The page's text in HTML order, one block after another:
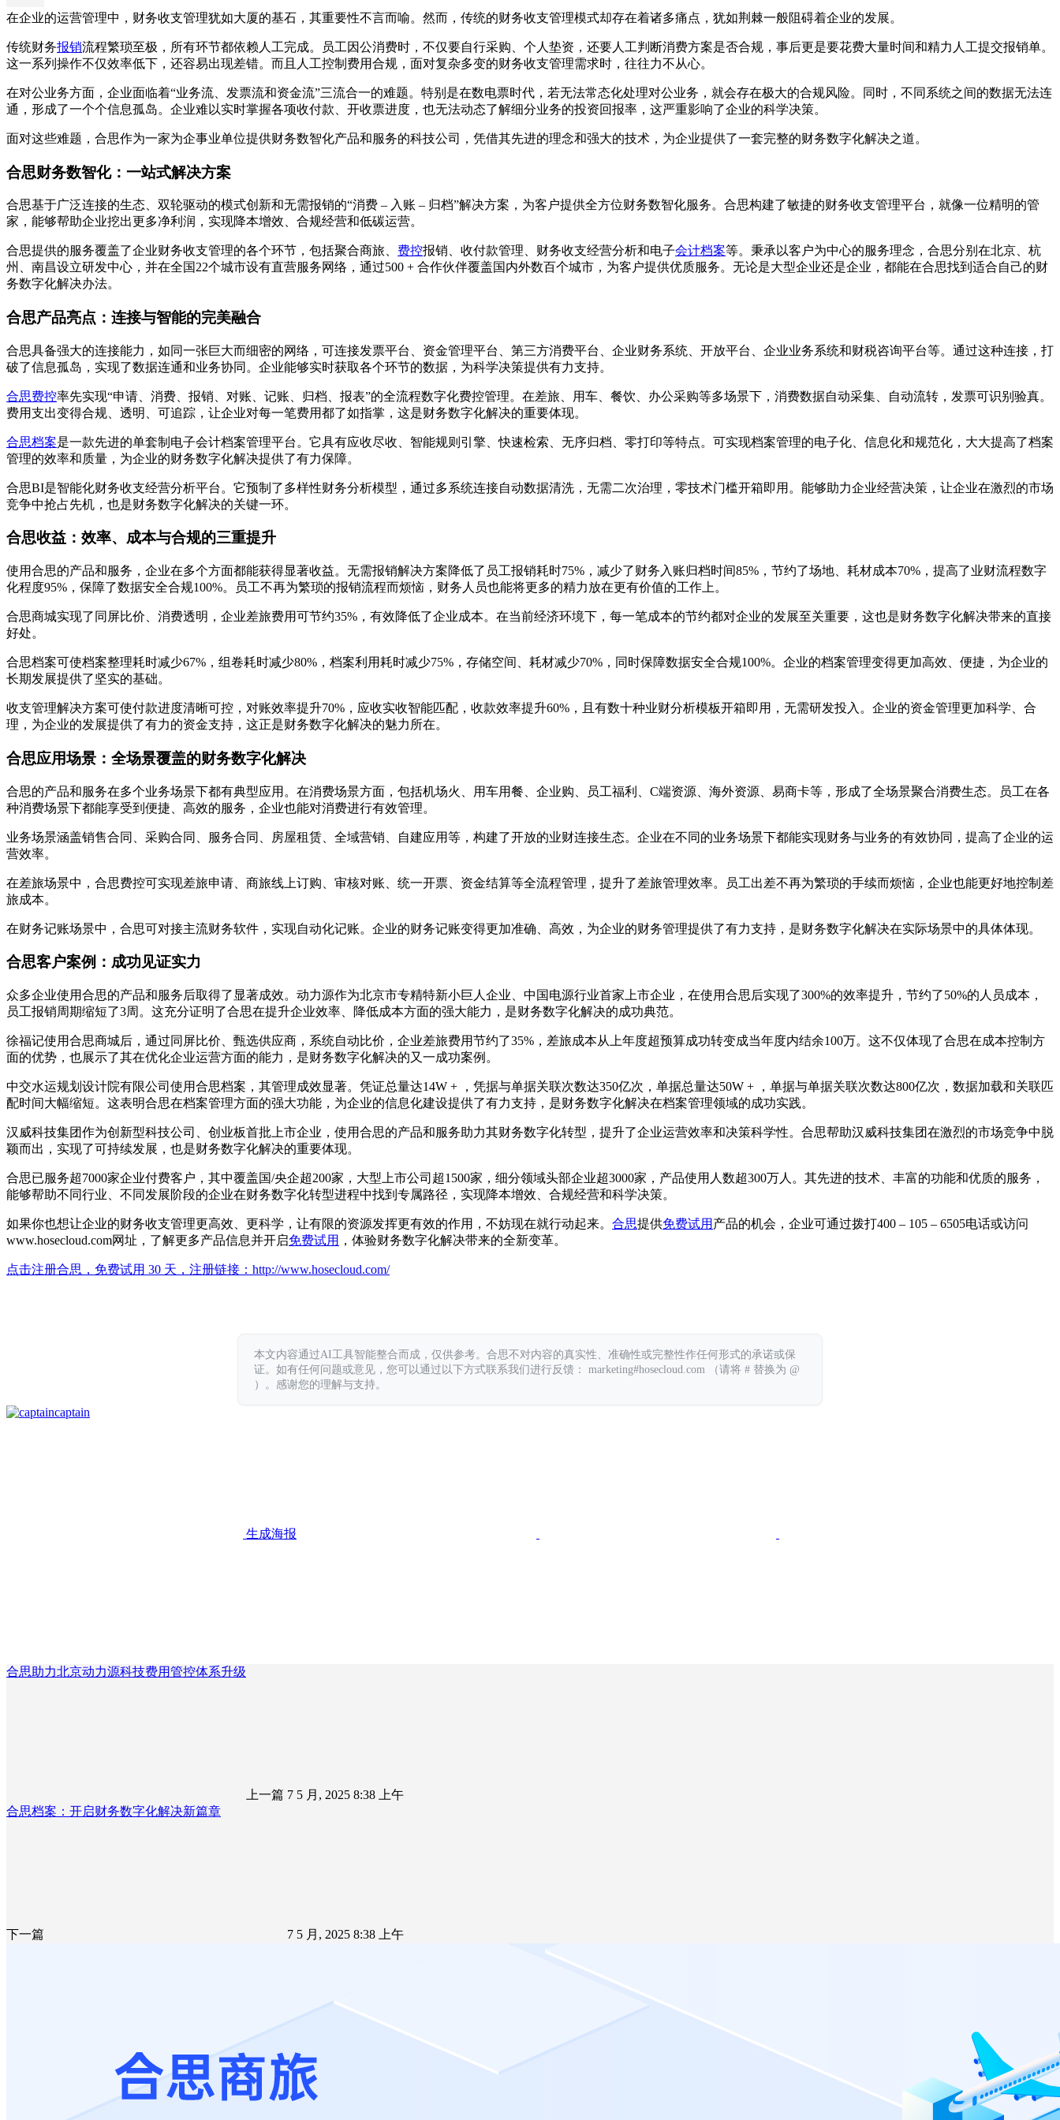
在企业的运营管理中，财务收支管理犹如大厦的基石，其重要性不言而喻。然而，传统的财务收支管理模式却存在着诸多痛点，犹如荆棘一般阻碍着企业的发展。
传统财务报销流程繁琐至极，所有环节都依赖人工完成。员工因公消费时，不仅要自行采购、个人垫资，还要人工判断消费方案是否合规，事后更是要花费大量时间和精力人工提交报销单。
这一系列操作不仅效率低下，还容易出现差错。而且人工控制费用合规，面对复杂多变的财务收支管理需求时，往往力不从心。
在对公业务方面，企业面临着“业务流、发票流和资金流”三流合一的难题。特别是在数电票时代，若无法常态化处理对公业务，就会存在极大的合规风险。同时，不同系统之间的数据无法连
通，形成了一个个信息孤岛。企业难以实时掌握各项收付款、开收票进度，也无法动态了解细分业务的投资回报率，这严重影响了企业的科学决策。
面对这些难题，合思作为一家为企事业单位提供财务数智化产品和服务的科技公司，凭借其先进的理念和强大的技术，为企业提供了一套完整的财务数字化解决之道。
合思财务数智化：一站式解决方案
合思基于广泛连接的生态、双轮驱动的模式创新和无需报销的“消费 – 入账 – 归档”解决方案，为客户提供全方位财务数智化服务。合思构建了敏捷的财务收支管理平台，就像一位精明的管
家，能够帮助企业挖出更多净利润，实现降本增效、合规经营和低碳运营。
合思提供的服务覆盖了企业财务收支管理的各个环节，包括聚合商旅、 费控报销、收付款管理、财务收支经营分析和电子会计档案等。秉承以客户为中心的服务理念，合思分别在北京、杭
州、南昌设立研发中心，并在全国22个城市设有直营服务网络，通过500 + 合作伙伴覆盖国内外数百个城市，为客户提供优质服务。无论是大型企业还是企业，都能在合思找到适合自己的财
务数字化解决办法。
合思产品亮点：连接与智能的完美融合
合思具备强大的连接能力，如同一张巨大而细密的网络，可连接发票平台、资金管理平台、第三方消费平台、企业财务系统、开放平台、企业业务系统和财税咨询平台等。通过这种连接，打
破了信息孤岛，实现了数据连通和业务协同。企业能够实时获取各个环节的数据，为科学决策提供有力支持。
合思费控率先实现“申请、消费、报销、对账、记账、归档、报表”的全流程数字化费控管理。在差旅、用车、餐饮、办公采购等多场景下，消费数据自动采集、自动流转，发票可识别验真。
费用支出变得合规、透明、可追踪，让企业对每一笔费用都了如指掌，这是财务数字化解决的重要体现。
合思档案是一款先进的单套制电子会计档案管理平台。它具有应收尽收、智能规则引擎、快速检索、无序归档、零打印等特点。可实现档案管理的电子化、信息化和规范化，大大提高了档案
管理的效率和质量，为企业的财务数字化解决提供了有力保障。
合思BI是智能化财务收支经营分析平台。它预制了多样性财务分析模型，通过多系统连接自动数据清洗，无需二次治理，零技术门槛开箱即用。能够助力企业经营决策，让企业在激烈的市场
竞争中抢占先机，也是财务数字化解决的关键一环。
合思收益：效率、成本与合规的三重提升
使用合思的产品和服务，企业在多个方面都能获得显著收益。无需报销解决方案降低了员工报销耗时75%，减少了财务入账归档时间85%，节约了场地、耗材成本70%，提高了业财流程数字
化程度95%，保障了数据安全合规100%。员工不再为繁琐的报销流程而烦恼，财务人员也能将更多的精力放在更有价值的工作上。
合思商城实现了同屏比价、消费透明，企业差旅费用可节约35%，有效降低了企业成本。在当前经济环境下，每一笔成本的节约都对企业的发展至关重要，这也是财务数字化解决带来的直接
好处。
合思档案可使档案整理耗时减少67%，组卷耗时减少80%，档案利用耗时减少75%，存储空间、耗材减少70%，同时保障数据安全合规100%。企业的档案管理变得更加高效、便捷，为企业的
长期发展提供了坚实的基础。
收支管理解决方案可使付款进度清晰可控，对账效率提升70%，应收实收智能匹配，收款效率提升60%，且有数十种业财分析模板开箱即用，无需研发投入。企业的资金管理更加科学、合
理，为企业的发展提供了有力的资金支持，这正是财务数字化解决的魅力所在。
合思应用场景：全场景覆盖的财务数字化解决
合思的产品和服务在多个业务场景下都有典型应用。在消费场景方面，包括机场火、用车用餐、企业购、员工福利、C端资源、海外资源、易商卡等，形成了全场景聚合消费生态。员工在各
种消费场景下都能享受到便捷、高效的服务，企业也能对消费进行有效管理。
业务场景涵盖销售合同、采购合同、服务合同、房屋租赁、全域营销、自建应用等，构建了开放的业财连接生态。企业在不同的业务场景下都能实现财务与业务的有效协同，提高了企业的运
营效率。
在差旅场景中，合思费控可实现差旅申请、商旅线上订购、审核对账、统一开票、资金结算等全流程管理，提升了差旅管理效率。员工出差不再为繁琐的手续而烦恼，企业也能更好地控制差
旅成本。
在财务记账场景中，合思可对接主流财务软件，实现自动化记账。企业的财务记账变得更加准确、高效，为企业的财务管理提供了有力支持，是财务数字化解决在实际场景中的具体体现。
合思客户案例：成功见证实力
众多企业使用合思的产品和服务后取得了显著成效。动力源作为北京市专精特新小巨人企业、中国电源行业首家上市企业，在使用合思后实现了300%的效率提升，节约了50%的人员成本，
员工报销周期缩短了3周。这充分证明了合思在提升企业效率、降低成本方面的强大能力，是财务数字化解决的成功典范。
徐福记使用合思商城后，通过同屏比价、甄选供应商，系统自动比价，企业差旅费用节约了35%，差旅成本从上年度超预算成功转变成当年度内结余100万。这不仅体现了合思在成本控制方
面的优势，也展示了其在优化企业运营方面的能力，是财务数字化解决的又一成功案例。
中交水运规划设计院有限公司使用合思档案，其管理成效显著。凭证总量达14W + ，凭据与单据关联次数达350亿次，单据总量达50W + ，单据与单据关联次数达800亿次，数据加载和关联匹
配时间大幅缩短。这表明合思在档案管理方面的强大功能，为企业的信息化建设提供了有力支持，是财务数字化解决在档案管理领域的成功实践。
汉威科技集团作为创新型科技公司、创业板首批上市企业，使用合思的产品和服务助力其财务数字化转型，提升了企业运营效率和决策科学性。合思帮助汉威科技集团在激烈的市场竞争中脱
颖而出，实现了可持续发展，也是财务数字化解决的重要体现。
合思已服务超7000家企业付费客户，其中覆盖国/央企超200家，大型上市公司超1500家，细分领域头部企业超3000家，产品使用人数超300万人。其先进的技术、丰富的功能和优质的服务，
能够帮助不同行业、不同发展阶段的企业在财务数字化转型进程中找到专属路径，实现降本增效、合规经营和科学决策。
如果你也想让企业的财务收支管理更高效、更科学，让有限的资源发挥更有效的作用，不妨现在就行动起来。 合思提供免费试用 产品的机会，企业可通过拨打400 – 105 – 6505电话或访问
www.hosecloud.com网址，了解更多产品信息并开启免费试用 ，体验财务数字化解决带来的全新变革。
点击注册合思，免费试用 30 天，注册链接： http://www.hosecloud.com/
本文内容通过AI工具智能整合而成，仅供参考。合思不对内容的真实性、准确性或完整性作任何形式的承诺或保
证。如有任何问题或意见，您可以通过以下方式联系我们进行反馈： marketing#hosecloud.com （请将 # 替换为 @
）。感谢您的理解与支持。
captain
生成海报
合思助力北京动力源科技费用管控体系升级
上一篇 7 5 月, 2025 8:38 上午
合思档案：开启财务数字化解决新篇章
下一篇 7 5 月, 2025 8:38 上午